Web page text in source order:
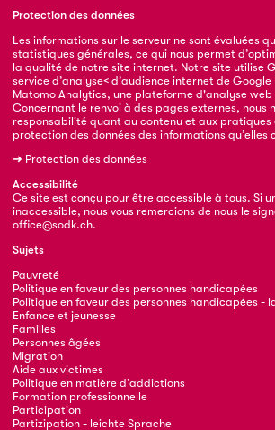
Protection des données
Les informations sur le serveur ne sont évaluées
statistiques générales, ce qui nous permet
la qualité de notre site internet. Notre site utilise
service d’analyse< d’audience internet de Google
Matomo Analytics, une plateforme d'analyse web
Concernant le renvoi à des pages externes, nous
responsabilité quant au contenu et aux pratiques
protection des données des informations qu’elles
➜ Protection des données
Accessibilité
Ce site est conçu pour être accessible à tous. Si
inaccessible, nous vous remercions de nous le
office@sodk.ch.
Sujets
Pauvreté
Politique en faveur des personnes handicapées
Politique en faveur des personnes handicapées -
Enfance et jeunesse
Familles
Personnes âgées
Migration
Aide aux victimes
Politique en matière d’addictions
Formation professionnelle
Participation
Partizipation - leichte Sprache